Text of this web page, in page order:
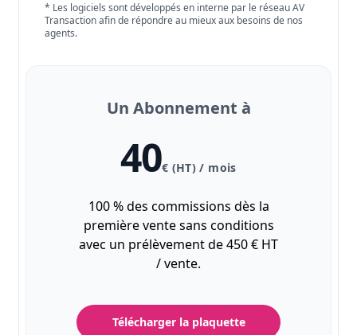
* Les logiciels sont développés en interne par le réseau AV
Transaction afin de répondre au mieux aux besoins de nos
agents.
Un Abonnement à
40€ (HT) / mois
100 % des commissions dès la
première vente sans conditions
avec un prélèvement de 450 € HT
/ vente.
Télécharger la plaquette